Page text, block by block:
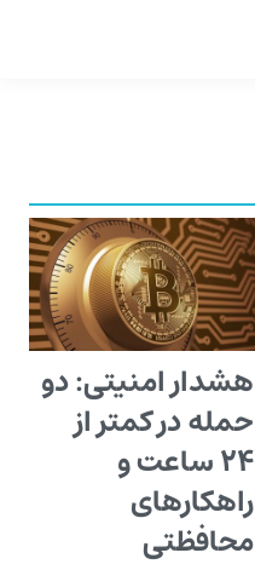
هشدار امنیتی: دو
حمله در کمتر از
۲۴ ساعت و
راهکارهای
محافظتی